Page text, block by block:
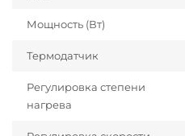
Мощность (Вт)
Термодатчик
Регулировка степени
нагрева